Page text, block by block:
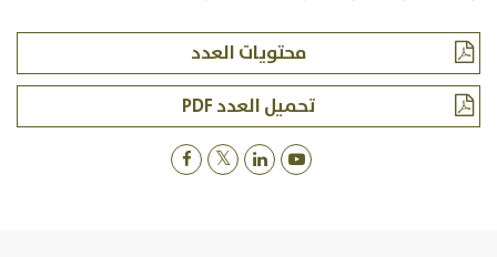
محتويات العدد
تحميل العدد PDF